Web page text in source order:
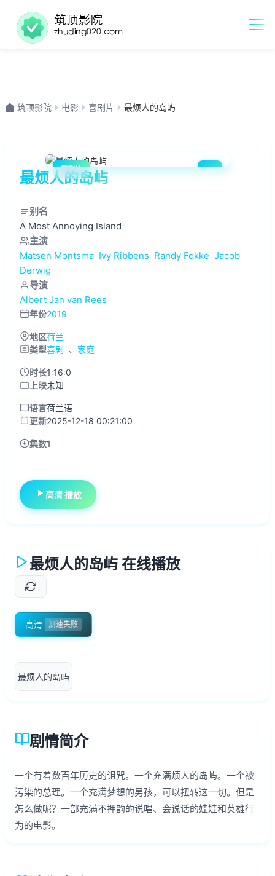
筑顶影院 电影 喜剧片 最烦人的岛屿
喜剧片
最烦人的岛屿
别名
A Most Annoying Island
主演
Matsen Montsma Ivy Ribbens Randy Fokke Jacob
Derwig
导演
Albert Jan van Rees
年份2019
地区荷兰
类型喜剧 、 家庭
时长1:16:0
上映未知
语言荷兰语
更新2025-12-18 00:21:00
集数1
高清 播放
最烦人的岛屿 在线播放
高清 测速失败
最烦人的岛屿
剧情简介
一个有着数百年历史的诅咒。一个充满烦人的岛屿。一个被
污染的总理。一个充满梦想的男孩，可以扭转这一切。但是
怎么做呢？一部充满不押韵的说唱、会说话的娃娃和英雄行
为的电影。